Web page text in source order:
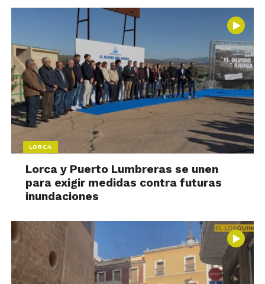
LORCA
Lorca y Puerto Lumbreras se unen
para exigir medidas contra futuras
inundaciones